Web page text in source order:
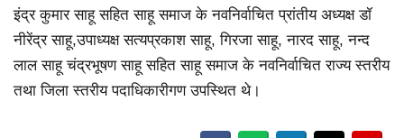
इंद्र कुमार साहू सहित साहू समाज के नवनिर्वाचित प्रांतीय अध्यक्ष डॉ
नीरेंद्र साहू,उपाध्यक्ष सत्यप्रकाश साहू, गिरजा साहू, नारद साहू, नन्द
लाल साहू चंद्रभूषण साहू सहित साहू समाज के नवनिर्वाचित राज्य स्तरीय
तथा जिला स्तरीय पदाधिकारीगण उपस्थित थे।